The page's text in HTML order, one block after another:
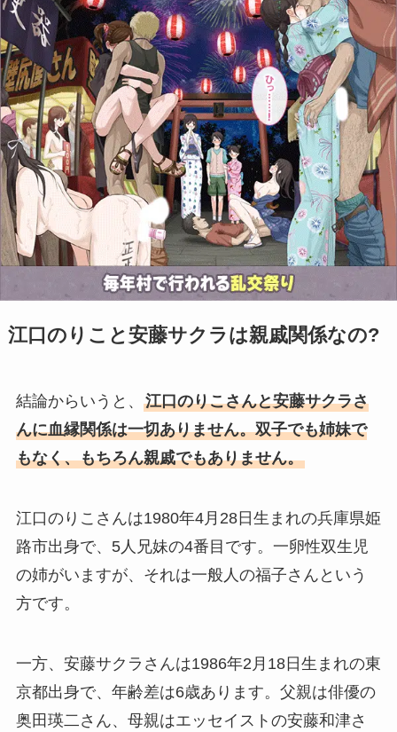
江口のりこと安藤サクラは親戚関係なの?
結論からいうと、 江口のりこさんと安藤サクラさ
んに血縁関係は一切ありません。双子でも姉妹で
もなく、もちろん親戚でもありません。
江口のりこさんは1980年4月28日生まれの兵庫県姫
路市出身で、5人兄妹の4番目です。一卵性双生児
の姉がいますが、それは一般人の福子さんという
方です。
一方、安藤サクラさんは1986年2月18日生まれの東
京都出身で、年齢差は6歳あります。父親は俳優の
奥田瑛二さん、母親はエッセイストの安藤和津さ